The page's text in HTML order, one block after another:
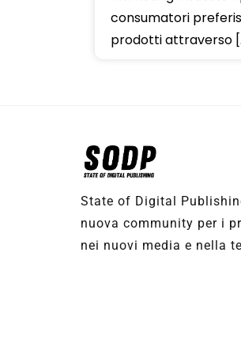
consumatori
prodotti attraverso
State of Digital
nuova community per i
nei nuovi media e nella